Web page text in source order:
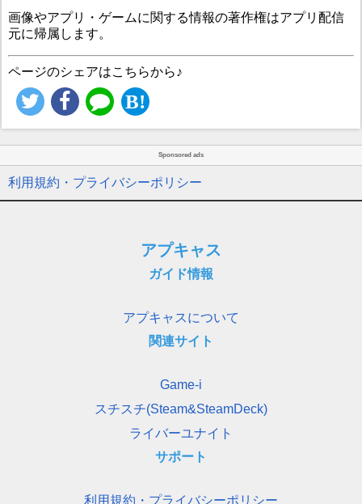
画像やアプリ・ゲームに関する情報の著作権はアプリ配信
元に帰属します。
ページのシェアはこちらから♪
Sponsored ads
利用規約・プライバシーポリシー
アプキャス
ガイド情報
アプキャスについて
関連サイト
Game-i
スチスチ(Steam&SteamDeck)
ライバーユナイト
サポート
利用規約・プライバシーポリシー